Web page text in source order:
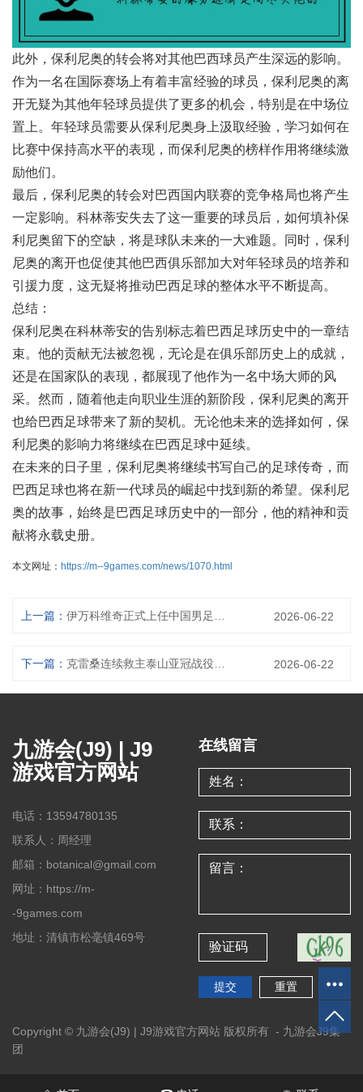
此外，保利尼奥的转会将对其他巴西球员产生深远的影响。
作为一名在国际赛场上有着丰富经验的球员，保利尼奥的离
开无疑为其他年轻球员提供了更多的机会，特别是在中场位
置上。年轻球员需要从保利尼奥身上汲取经验，学习如何在
比赛中保持高水平的表现，而保利尼奥的榜样作用将继续激
励他们。
最后，保利尼奥的转会对巴西国内联赛的竞争格局也将产生
一定影响。科林蒂安失去了这一重要的球员后，如何填补保
利尼奥留下的空缺，将是球队未来的一大难题。同时，保利
尼奥的离开也促使其他巴西俱乐部加大对年轻球员的培养和
引援力度，这无疑将推动巴西足球的整体水平不断提高。
总结：
保利尼奥在科林蒂安的告别标志着巴西足球历史中的一章结
束。他的贡献无法被忽视，无论是在俱乐部历史上的成就，
还是在国家队的表现，都展现了他作为一名中场大师的风
采。然而，随着他走向职业生涯的新阶段，保利尼奥的离开
也给巴西足球带来了新的契机。无论他未来的选择如何，保
利尼奥的影响力将继续在巴西足球中延续。
在未来的日子里，保利尼奥将继续书写自己的足球传奇，而
巴西足球也将在新一代球员的崛起中找到新的希望。保利尼
奥的故事，始终是巴西足球历史中的一部分，他的精神和贡
献将永载史册。
本文网址： https://m--9games.com/news/1070.html
上一篇： 2026-06-22
下一篇： 2026-06-22
九游会(J9) | J9
游戏官方网站
电话：13594780135
联系人：周经理
邮箱：botanical@gmail.com
网址：https://m-
-9games.com
地址：清镇市松毫镇469号
在线留言
Copyright © 九游会(J9) | J9游戏官方网站 版权所有 - 九游会J9集
团